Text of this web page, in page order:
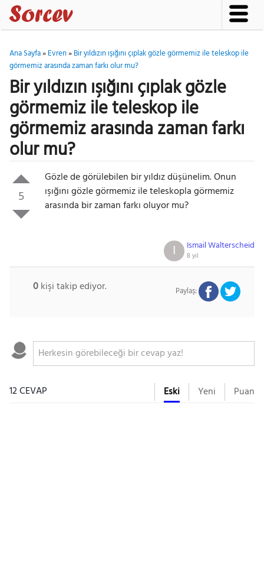
Ana Sayfa»Evren»Bir yıldızın ışığını çıplak gözle görmemiz ile teleskop ile
görmemiz arasında zaman farkı olur mu?
Bir yıldızın ışığını çıplak gözle
görmemiz ile teleskop ile
görmemiz arasında zaman farkı
olur mu?
5
Gözle de görülebilen bir yıldız düşünelim. Onun
ışığını gözle görmemiz ile teleskopla görmemiz
arasında bir zaman farkı oluyor mu?
Ismail Walterscheid
8 yıl
I
0kişi takip ediyor. Paylaş:
12 CEVAP Eski Yeni Puan